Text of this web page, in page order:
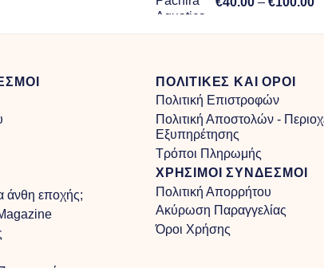
άνθη εποχής;
ΠΟΛΙΤΙΚΕΣ ΚΑΙ ΟΡΟΙ
Πολιτική Επιστροφών
Πολιτική Αποστολών -
Εξυπηρέτησης
Τρόποι Πληρωμής
ΧΡΗΣΙΜΟΙ ΣΥΝΔΕΣΜΟΙ
Πολιτική Απορρήτου
Ακύρωση Παραγγελίας
Όροι Χρήσης